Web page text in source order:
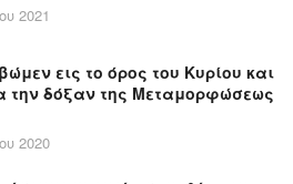
2021
εις το όρος του Κυρίου και
την δόξαν της Μεταμορφώσεως
2020